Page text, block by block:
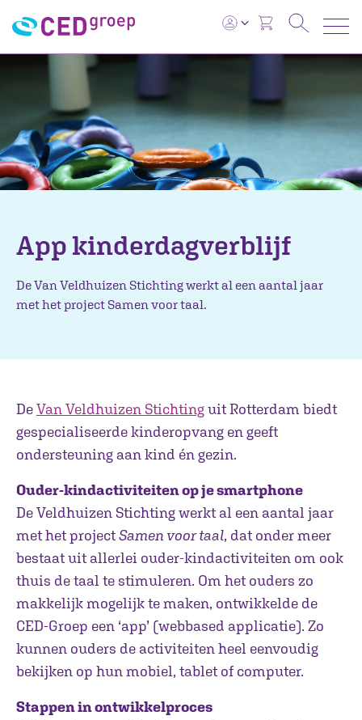
App kinderdagverblijf
De Van Veldhuizen Stichting werkt al een aantal jaar
met het project Samen voor taal.
DeVan Veldhuizen Stichtinguit Rotterdam biedt
gespecialiseerde kinderopvang en geeft
ondersteuning aan kind én gezin.
Ouder-kindactiviteiten op je smartphone
De Veldhuizen Stichting werkt al een aantal jaar
met het projectSamen voor taal, dat onder meer
bestaat uit allerlei ouder-kindactiviteiten om ook
thuis de taal te stimuleren. Om het ouders zo
makkelijk mogelijk te maken, ontwikkelde de
CED-Groep een ‘app’ (webbased applicatie). Zo
kunnen ouders de activiteiten heel eenvoudig
bekijken op hun mobiel, tablet of computer.
Stappen in ontwikkelproces